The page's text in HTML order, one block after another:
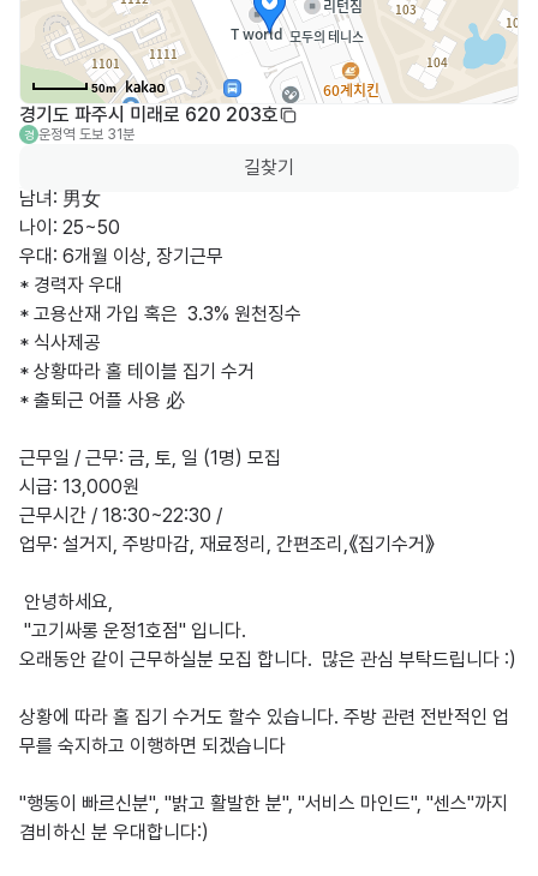
50m
경기도 파주시 미래로 620 203호
경 운정역 도보 31분
길찾기
남녀: 男女
나이: 25~50
우대: 6개월 이상, 장기근무
* 경력자 우대
* 고용산재 가입 혹은  3.3% 원천징수
* 식사제공
* 상황따라 홀 테이블 집기 수거
* 출퇴근 어플 사용 必
근무일 / 근무: 금, 토, 일 (1명) 모집
시급: 13,000원
근무시간 / 18:30~22:30 /
업무: 설거지, 주방마감, 재료정리, 간편조리,《집기수거》
오래동안 같이 근무하실분 모집 합니다.  많은 관심 부탁드립니다 :)
상황에 따라 홀 집기 수거도 할수 있습니다. 주방 관련 전반적인 업
무를 숙지하고 이행하면 되겠습니다
"행동이 빠르신분", "밝고 활발한 분", "서비스 마인드", "센스"까지
겸비하신 분 우대합니다:)